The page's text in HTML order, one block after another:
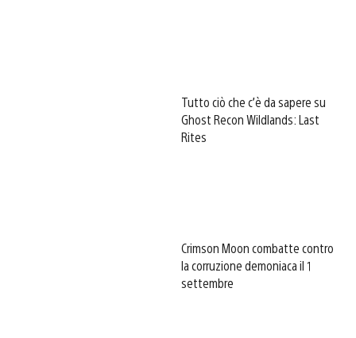
Tutto ciò che c’è da sapere su
Ghost Recon Wildlands: Last
Rites
Crimson Moon combatte contro
la corruzione demoniaca il 1
settembre